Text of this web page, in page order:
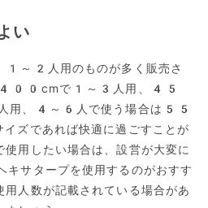
い
1～2人用のものが多く販売さ
で1～3人用、45
、4～6人で使う場合は55
であれば快適に過ごすことが
使用したい場合は、設営が大変に
サタープを使用するのがおすす
人数が記載されている場合があ